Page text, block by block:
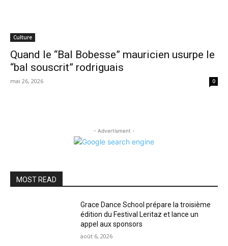
Culture
Quand le “Bal Bobesse” mauricien usurpe le
“bal souscrit” rodriguais
mai 26, 2026 0
- Advertisment -
MOST READ
Grace Dance School prépare la troisième
édition du Festival Leritaz et lance un
appel aux sponsors
août 6, 2026